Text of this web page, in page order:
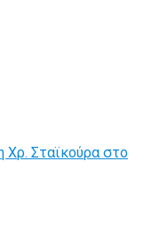
Χρ. Σταϊκούρα στο